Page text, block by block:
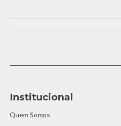
Institucional
Quem Somos